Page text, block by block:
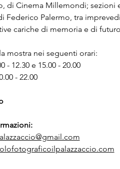
di Cinema Millemondi;
Federico Palermo, tra
cariche di memoria e di
mostra nei seguenti orari:
- 12.30 e 15.00 - 20.00
- 22.00